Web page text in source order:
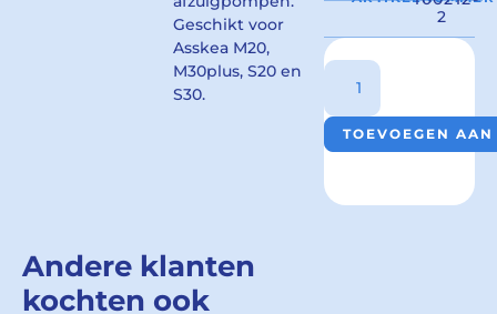
Geschikt voor
Asskea M20,
M30plus, S20 en
S30.
2
TOEVOEGEN
Andere klanten
kochten ook